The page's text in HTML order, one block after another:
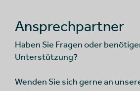
Ansprechpartner
Haben Sie Fragen oder
Unterstützung?
Wenden Sie sich gerne an